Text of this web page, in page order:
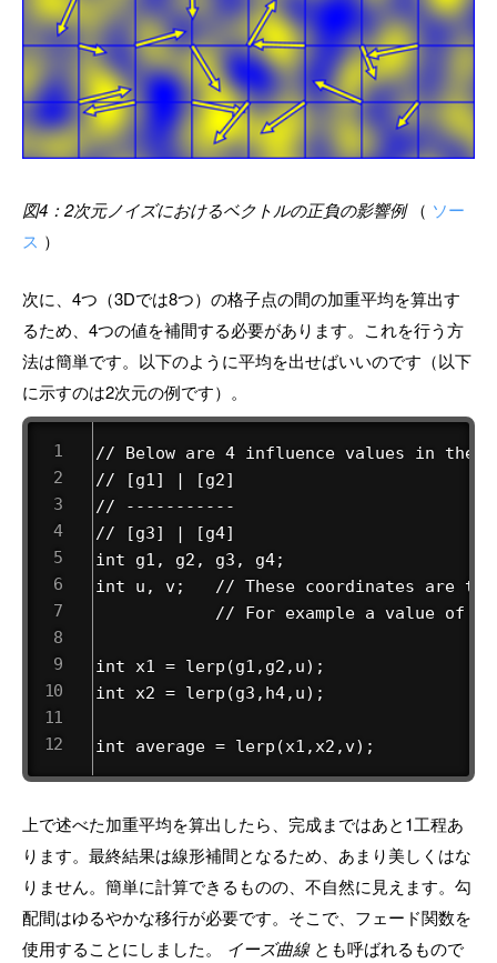
図4：2次元ノイズにおけるベクトルの正負の影響例（ ソー
ス ）
次に、4つ（3Dでは8つ）の格子点の間の加重平均を算出す
るため、4つの値を補間する必要があります。これを行う方
法は簡単です。以下のように平均を出せばいいのです（以下
に示すのは2次元の例です）。
// Below are 4 influence values in the
// [g1] | [g2]
// -----------
// [g3] | [g4]
int g1, g2, g3, g4;
int u, v;   // These coordinates are
// For example a value of
int x1 = lerp(g1,g2,u);
int x2 = lerp(g3,h4,u);
int average = lerp(x1,x2,v);
上で述べた加重平均を算出したら、完成まではあと1工程あ
ります。最終結果は線形補間となるため、あまり美しくはな
りません。簡単に計算できるものの、不自然に見えます。勾
配間はゆるやかな移行が必要です。そこで、フェード関数を
使用することにしました。 イーズ曲線とも呼ばれるもので